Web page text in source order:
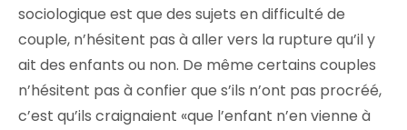
sociologique est que des sujets en difficulté de
couple, n’hésitent pas à aller vers la rupture qu’il y
ait des enfants ou non. De même certains couples
n’hésitent pas à confier que s’ils n’ont pas procréé,
c’est qu’ils craignaient «que l’enfant n’en vienne à